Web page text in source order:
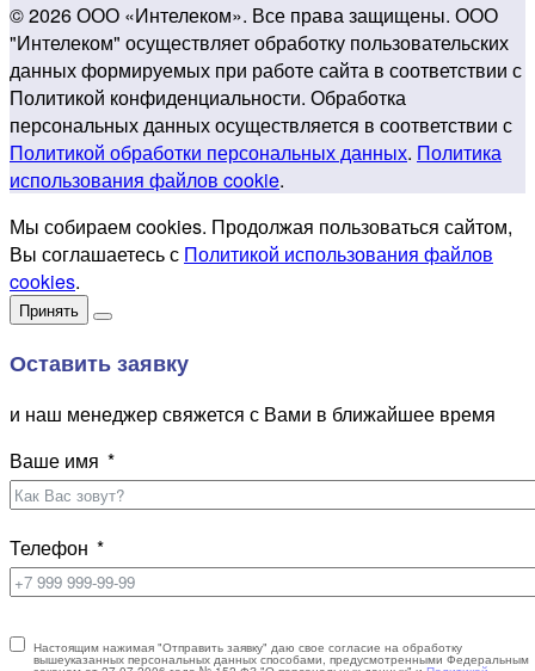
© 2026 ООО «Интелеком». Все права защищены. ООО
"Интелеком" осуществляет обработку пользовательских
данных формируемых при работе сайта в соответствии с
Политикой конфиденциальности. Обработка
персональных данных осуществляется в соответствии с
Политикой обработки персональных данных. Политика
использования файлов cookie.
Мы собираем cookies. Продолжая пользоваться сайтом,
Вы соглашаетесь с Политикой использования файлов
cookies.
Принять
Оставить заявку
и наш менеджер свяжется с Вами в ближайшее время
Ваше имя
Телефон
Настоящим нажимая "Отправить заявку" даю свое согласие на обработку
вышеуказанных персональных данных способами, предусмотренными Федеральным